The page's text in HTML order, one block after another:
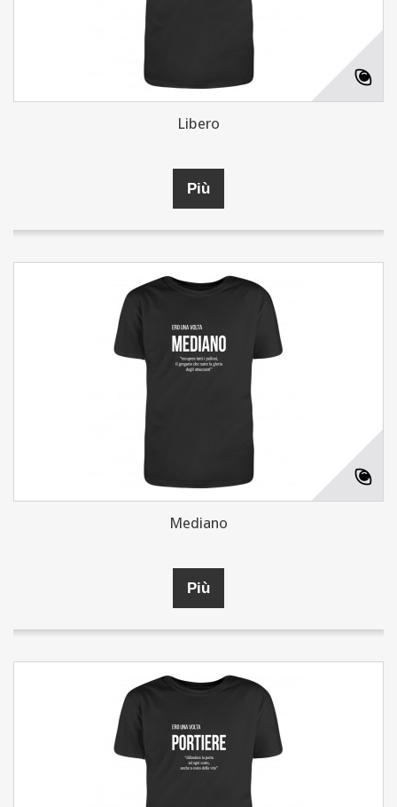
Libero
Più
Mediano
Più